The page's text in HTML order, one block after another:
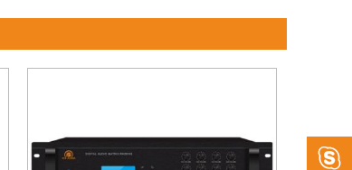
